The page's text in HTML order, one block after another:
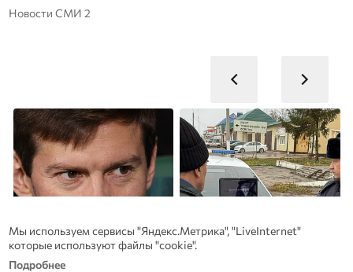
Новости СМИ 2
Мы используем сервисы "Яндекс.Метрика", "LiveInternet"
которые используют файлы "cookie".
Подробнее